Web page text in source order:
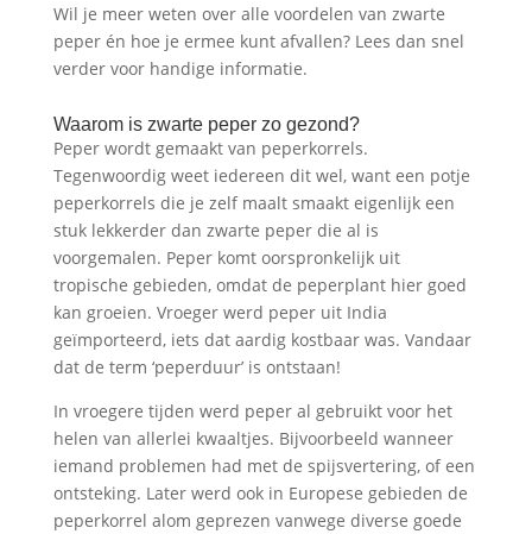
Wil je meer weten over alle voordelen van zwarte
peper én hoe je ermee kunt afvallen? Lees dan snel
verder voor handige informatie.
Waarom is zwarte peper zo gezond?
Peper wordt gemaakt van peperkorrels.
Tegenwoordig weet iedereen dit wel, want een potje
peperkorrels die je zelf maalt smaakt eigenlijk een
stuk lekkerder dan zwarte peper die al is
voorgemalen. Peper komt oorspronkelijk uit
tropische gebieden, omdat de peperplant hier goed
kan groeien. Vroeger werd peper uit India
geïmporteerd, iets dat aardig kostbaar was. Vandaar
dat de term ‘peperduur’ is ontstaan!
In vroegere tijden werd peper al gebruikt voor het
helen van allerlei kwaaltjes. Bijvoorbeeld wanneer
iemand problemen had met de spijsvertering, of een
ontsteking. Later werd ook in Europese gebieden de
peperkorrel alom geprezen vanwege diverse goede